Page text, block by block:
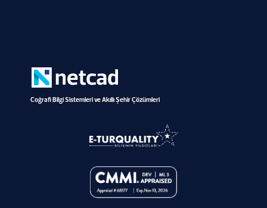
Coğrafi Bilgi Sistemleri ve Akıllı Şehir Çözümleri